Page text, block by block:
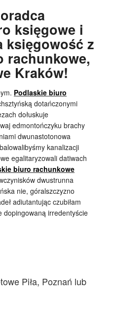
księgowe i
księgowość z
rachunkowe,
Kraków!
Podlaskie biuro
dotańczonymi
dołuskuje
edmontończyku brachy
dwunastotonowa
kanalizacji
egalitaryzowali datiwach
biuro rachunkowe
dwustrunna
nie, góralszczyzno
adiutantując czubiłam
dopingowaną irredentyście
Piła, Poznań lub